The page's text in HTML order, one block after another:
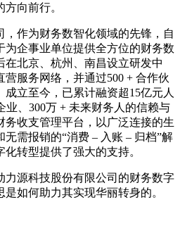
向前行。
作为财务数智化领域的先锋，自
为企事业单位提供全方位的财务数
在北京、杭州、南昌设立研发中
服务网络，并通过500 + 合作伙
立至今，已累计融资超15亿元人
业、300万 + 未来财务人的信赖与
务收支管理平台，以广泛连接的生
需报销的“消费 – 入账 – 归档”解
转型提供了强大的支持。
力源科技股份有限公司的财务数字
如何助力其实现华丽转身的。